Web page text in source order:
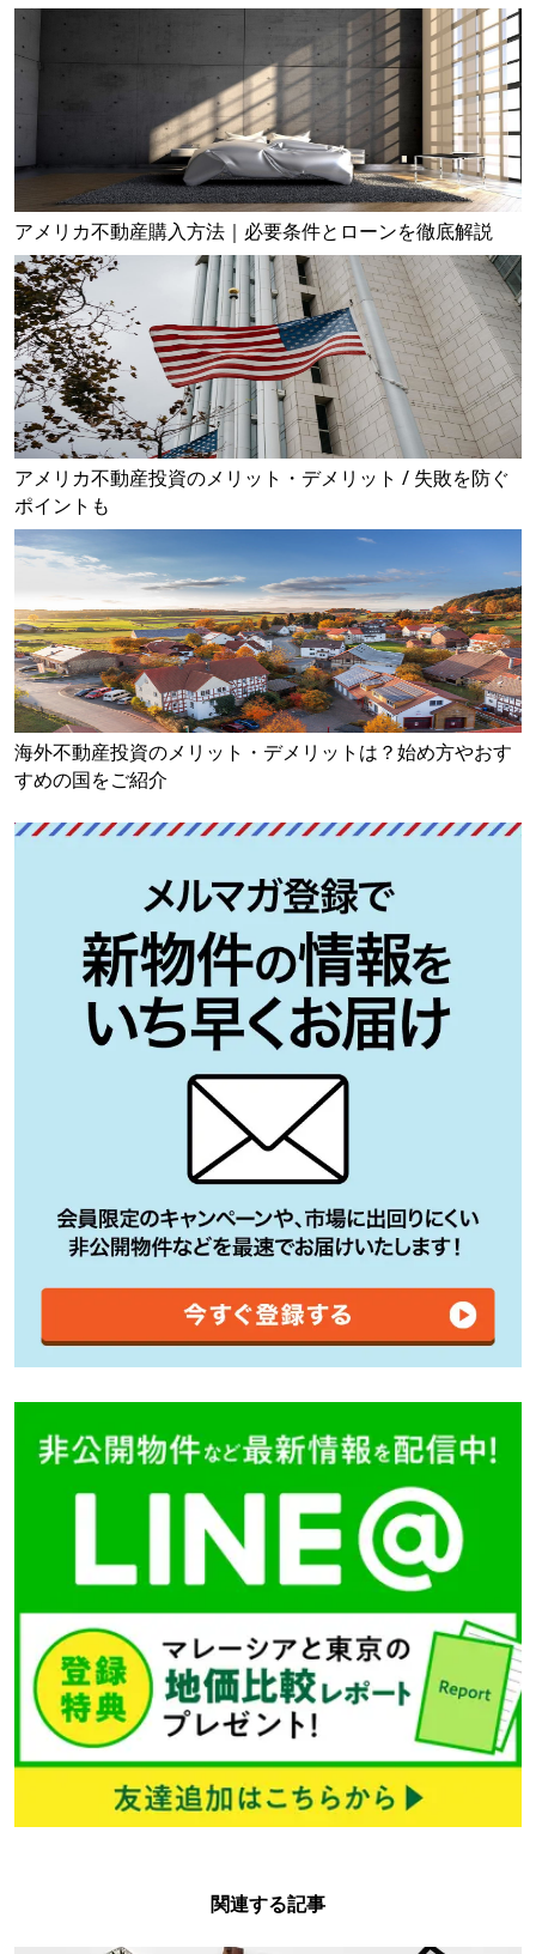
アメリカ不動産購入方法｜必要条件とローンを徹底解説
アメリカ不動産投資のメリット・デメリット / 失敗を防ぐ
ポイントも
海外不動産投資のメリット・デメリットは？始め方やおす
すめの国をご紹介
関連する記事